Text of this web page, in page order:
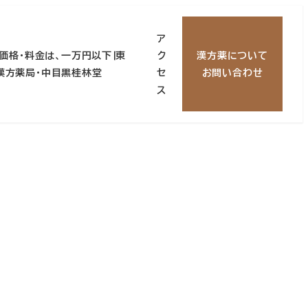
格・料金は、一万円以下∣東
方薬局・中目黒桂林堂
ア
ク
セ
ス
漢方薬について
お問い合わせ